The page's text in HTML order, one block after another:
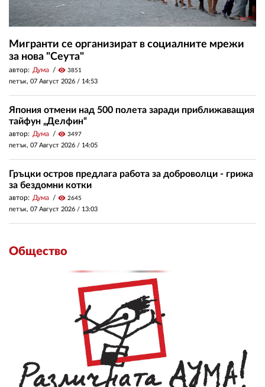
Мигранти се организират в социалните мрежи
за нова "Сеута"
автор: Дума visibility 3851
петък, 07 Август 2026 / 14:53
Япония отмени над 500 полета заради приближаващия
тайфун „Делфин“
автор: Дума visibility 3497
петък, 07 Август 2026 / 14:05
Гръцки остров предлага работа за доброволци - грижа
за бездомни котки
автор: Дума visibility 2645
петък, 07 Август 2026 / 13:03
Общество